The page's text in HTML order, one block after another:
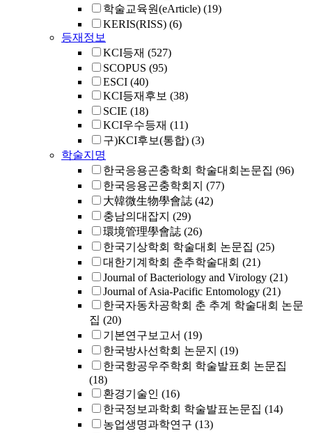
학술교육원(eArticle) (19)
KERIS(RISS) (6)
등재정보
KCI등재 (527)
SCOPUS (95)
ESCI (40)
KCI등재후보 (38)
SCIE (18)
KCI우수등재 (11)
구)KCI후보(통합) (3)
학술지명
한국응용곤충학회 학술대회논문집 (96)
한국응용곤충학회지 (77)
大韓微生物學會誌 (42)
충남의대잡지 (29)
環境管理學會誌 (26)
한국기상학회 학술대회 논문집 (25)
대한기계학회 춘추학술대회 (21)
Journal of Bacteriology and Virology (21)
Journal of Asia-Pacific Entomology (21)
한국자동차공학회 춘 추계 학술대회 논문
집 (20)
기본연구보고서 (19)
한국방사선학회 논문지 (19)
한국항공우주학회 학술발표회 논문집
(18)
환경기술인 (16)
한국정보과학회 학술발표논문집 (14)
농업생명과학연구 (13)